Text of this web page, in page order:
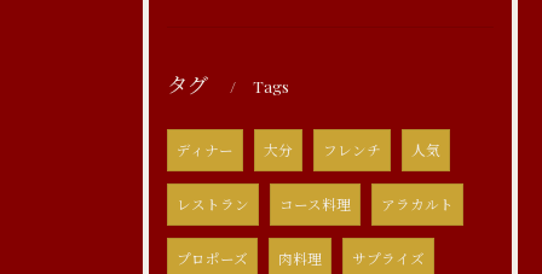
タグ Tags
ディナー 大分 フレンチ 人気
レストラン コース料理 アラカルト
プロポーズ 肉料理 サプライズ